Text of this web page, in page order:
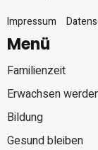
Impressum
Menü
Familienzeit
Erwachsen
Bildung
Gesund bleiben